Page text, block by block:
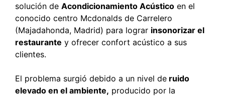
solución de Acondicionamiento Acústico en el
conocido centro Mcdonalds de Carrelero
(Majadahonda, Madrid) para lograr insonorizar el
restaurante y ofrecer confort acústico a sus
clientes.
El problema surgió debido a un nivel de ruido
elevado en el ambiente, producido por la